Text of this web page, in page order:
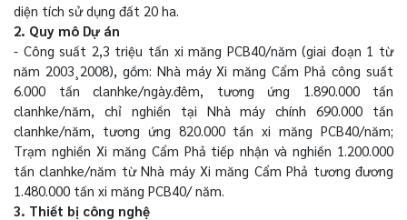
diện tích sử dụng đất 20 ha.
2. Quy mô Dự án
- Công suất 2,3 triệu tấn xi măng PCB40/năm (giai đoạn 1 từ
năm 2003¸2008), gồm: Nhà máy Xi măng Cẩm Phả công suất
6.000 tấn clanhke/ngày.đêm, tương ứng 1.890.000 tấn
clanhke/năm, chỉ nghiền tại Nhà máy chính 690.000 tấn
clanhke/năm, tương ứng 820.000 tấn xi măng PCB40/năm;
Trạm nghiền Xi măng Cẩm Phả tiếp nhận và nghiền 1.200.000
tấn clanhke/năm từ Nhà máy Xi măng Cẩm Phả tương đương
1.480.000 tấn xi măng PCB40/ năm.
3. Thiết bị công nghệ